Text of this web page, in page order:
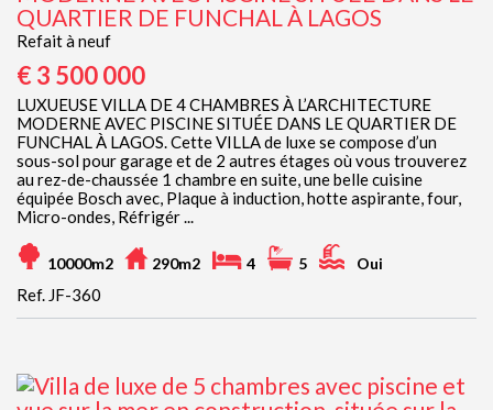
QUARTIER DE FUNCHAL À LAGOS
Refait à neuf
€ 3 500 000
LUXUEUSE VILLA DE 4 CHAMBRES À L’ARCHITECTURE
MODERNE AVEC PISCINE SITUÉE DANS LE QUARTIER DE
FUNCHAL À LAGOS. Cette VILLA de luxe se compose d’un
sous-sol pour garage et de 2 autres étages où vous trouverez
au rez-de-chaussée 1 chambre en suite, une belle cuisine
équipée Bosch avec, Plaque à induction, hotte aspirante, four,
Micro-ondes, Réfrigér ...
10000m2 290m2 4 5 Oui
Ref. JF-360